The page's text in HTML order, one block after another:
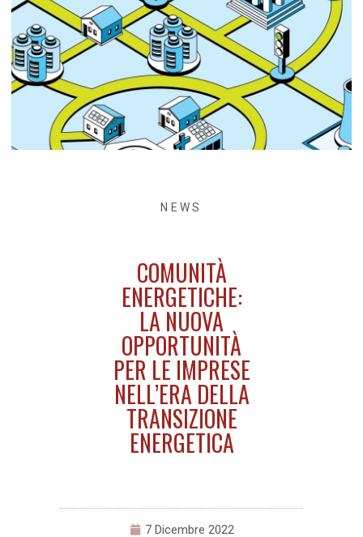
NEWS
COMUNITÀ
ENERGETICHE:
LA NUOVA
OPPORTUNITÀ
PER LE IMPRESE
NELL’ERA DELLA
TRANSIZIONE
ENERGETICA
7 Dicembre 2022